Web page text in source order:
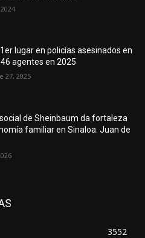
lugar en policías asesinados en
agentes en 2025
27, 2025
de Sheinbaum da fortaleza
familiar en Sinaloa: Juan de
3552